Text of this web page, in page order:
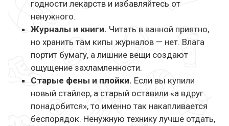
годности лекарств и избавляйтесь от
ненужного.
Журналы и книги. Читать в ванной приятно,
но хранить там кипы журналов — нет. Влага
портит бумагу, а лишние вещи создают
ощущение захламленности.
Старые фены и плойки. Если вы купили
новый стайлер, а старый оставили «а вдруг
понадобится», то именно так накапливается
беспорядок. Ненужную технику лучше отдать,